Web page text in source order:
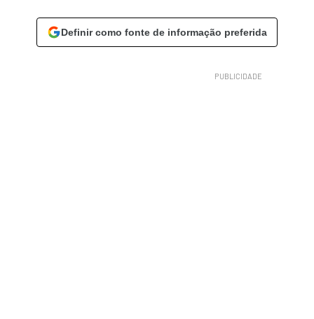
Definir como fonte de informação preferida